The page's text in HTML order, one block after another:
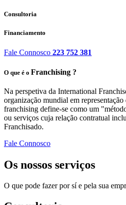
Consultoria
Financiamento
Fale Connosco 223 752 381
O que é o Franchising ?
Na perspetiva da International
organização mundial em
franchising define-se como um
ou serviços cuja relação contratual
Franchisado.
Fale Connosco
Os nossos serviços
O que pode fazer por sí e pela sua